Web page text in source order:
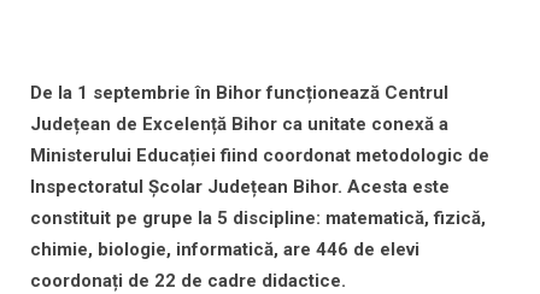
De la 1 septembrie în Bihor funcționează Centrul
Județean de Excelență Bihor ca unitate conexă a
Ministerului Educației fiind coordonat metodologic de
Inspectoratul Școlar Județean Bihor. Acesta este
constituit pe grupe la 5 discipline: matematică, fizică,
chimie, biologie, informatică, are 446 de elevi
coordonați de 22 de cadre didactice.